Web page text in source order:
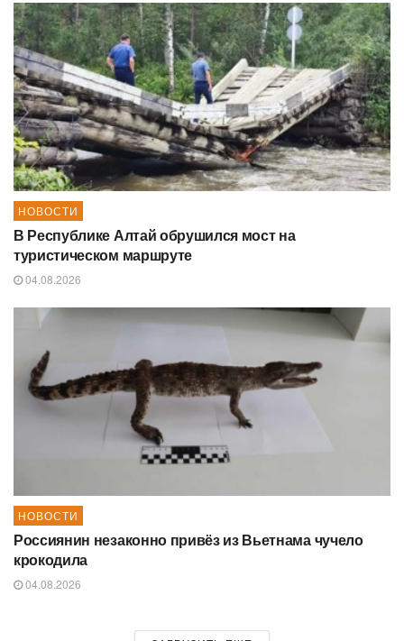
НОВОСТИ
В Республике Алтай обрушился мост на
туристическом маршруте
04.08.2026
НОВОСТИ
Россиянин незаконно привёз из Вьетнама чучело
крокодила
04.08.2026